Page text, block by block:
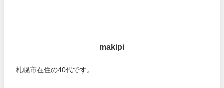
makipi
札幌市在住の40代です。